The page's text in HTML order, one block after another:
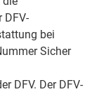
DFV-
bei
Sicher
DFV. Der DFV-